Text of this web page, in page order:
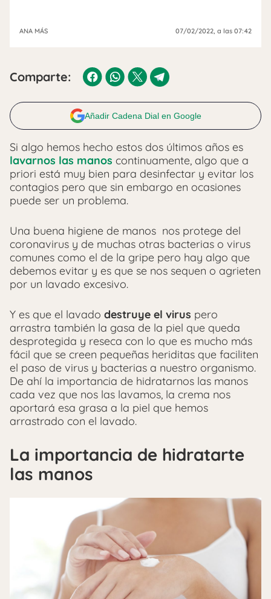
ANA MÁS 07/02/2022, a las 07:42
Comparte:
Añadir Cadena Dial en Google
Si algo hemos hecho estos dos últimos años es
lavarnos las manos continuamente, algo que a
priori está muy bien para desinfectar y evitar los
contagios pero que sin embargo en ocasiones
puede ser un problema.
Una buena higiene de manos nos protege del
coronavirus y de muchas otras bacterias o virus
comunes como el de la gripe pero hay algo que
debemos evitar y es que se nos sequen o agrieten
por un lavado excesivo.
Y es que el lavado destruye el virus pero
arrastra también la gasa de la piel que queda
desprotegida y reseca con lo que es mucho más
fácil que se creen pequeñas heriditas que faciliten
el paso de virus y bacterias a nuestro organismo.
De ahí la importancia de hidratarnos las manos
cada vez que nos las lavamos, la crema nos
aportará esa grasa a la piel que hemos
arrastrado con el lavado.
La importancia de hidratarte
las manos